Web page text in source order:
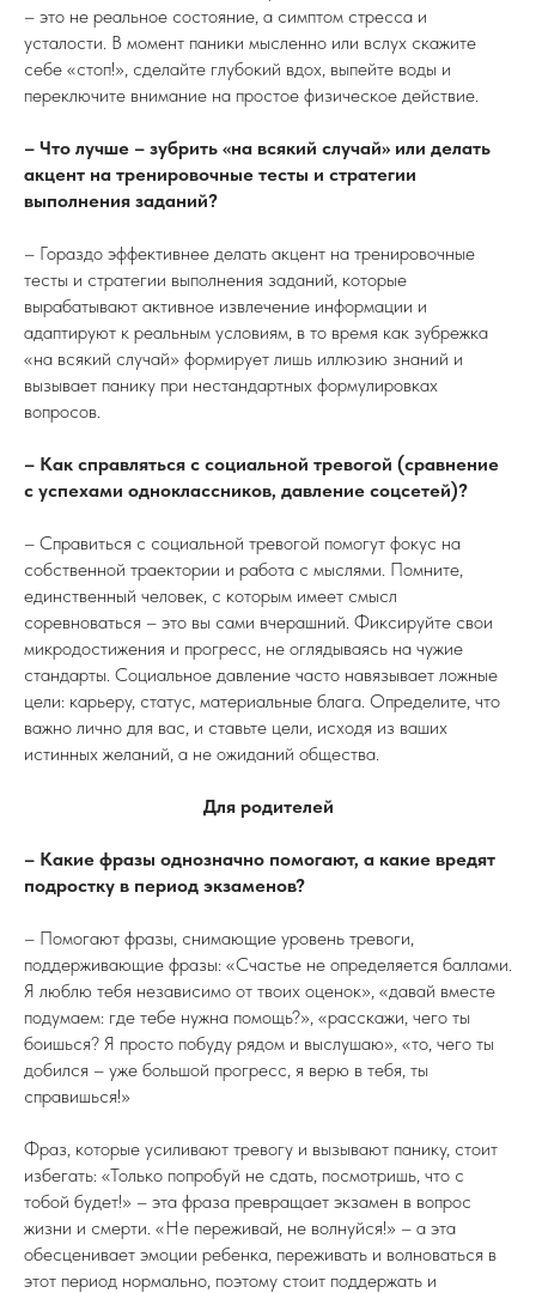
– это не реальное состояние, а симптом стресса и
усталости. В момент паники мысленно или вслух скажите
себе «стоп!», сделайте глубокий вдох, выпейте воды и
переключите внимание на простое физическое действие.
– Что лучше – зубрить «на всякий случай» или делать
акцент на тренировочные тесты и стратегии
выполнения заданий?
– Гораздо эффективнее делать акцент на тренировочные
тесты и стратегии выполнения заданий, которые
вырабатывают активное извлечение информации и
адаптируют к реальным условиям, в то время как зубрежка
«на всякий случай» формирует лишь иллюзию знаний и
вызывает панику при нестандартных формулировках
вопросов.
– Как справляться с социальной тревогой (сравнение
с успехами одноклассников, давление соцсетей)?
– Справиться с социальной тревогой помогут фокус на
собственной траектории и работа с мыслями. Помните,
единственный человек, с которым имеет смысл
соревноваться – это вы сами вчерашний. Фиксируйте свои
микродостижения и прогресс, не оглядываясь на чужие
стандарты. Социальное давление часто навязывает ложные
цели: карьеру, статус, материальные блага. Определите, что
важно лично для вас, и ставьте цели, исходя из ваших
истинных желаний, а не ожиданий общества.
Для родителей
– Какие фразы однозначно помогают, а какие вредят
подростку в период экзаменов?
– Помогают фразы, снимающие уровень тревоги,
поддерживающие фразы: «Счастье не определяется баллами.
Я люблю тебя независимо от твоих оценок», «давай вместе
подумаем: где тебе нужна помощь?», «расскажи, чего ты
боишься? Я просто побуду рядом и выслушаю», «то, чего ты
добился – уже большой прогресс, я верю в тебя, ты
справишься!»
Фраз, которые усиливают тревогу и вызывают панику, стоит
избегать: «Только попробуй не сдать, посмотришь, что с
тобой будет!» – эта фраза превращает экзамен в вопрос
жизни и смерти. «Не переживай, не волнуйся!» – а эта
обесценивает эмоции ребенка, переживать и волноваться в
этот период нормально, поэтому стоит поддержать и